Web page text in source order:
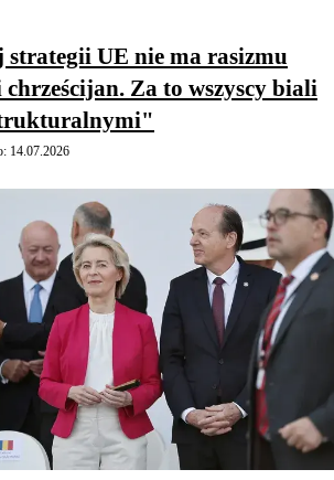
strategii UE nie ma rasizmu
chrześcijan. Za to wszyscy biali
14.07.2026